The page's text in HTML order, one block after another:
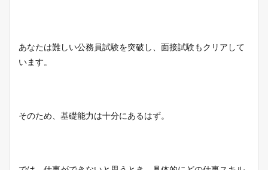
あなたは難しい公務員試験を突破し、面接試験もクリアして
います。
そのため、基礎能力は十分にあるはず。